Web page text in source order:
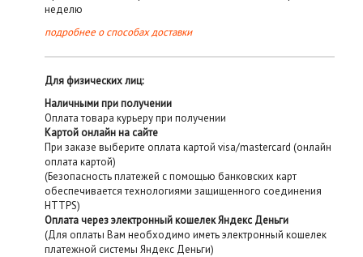
неделю
подробнее о способах доставки
Для физических лиц:
Наличными при получении
Оплата товара курьеру при получении
Картой онлайн на сайте
При заказе выберите оплата картой visa/mastercard (онлайн
оплата картой)
(Безопасность платежей с помощью банковских карт
обеспечивается технологиями защищенного соединения
HTTPS)
Оплата через электронный кошелек Яндекс Деньги
(Для оплаты Вам необходимо иметь электронный кошелек
платежной системы Яндекс Деньги)